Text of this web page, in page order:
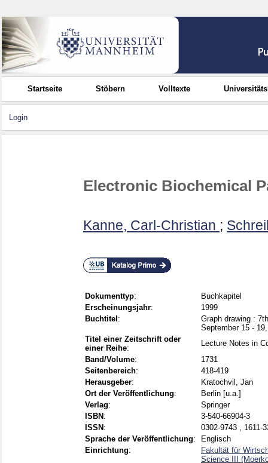
Startseite Stöbern Volltexte
Login
Electronic Biochemical
Kanne, Carl-Christian ;
Dokumenttyp:
Buchkapitel
Erscheinungsjahr:
1999
Buchtitel :
Graph drawing :
September 15 -
Titel einer Zeitschrift oder
einer Reihe:
Lecture Notes in
Band/Volume:
1731
Seitenbereich:
418-419
Herausgeber:
Kratochvil, Jan
Ort der Veröffentlichung:
Berlin [u.a.]
Verlag:
Springer
ISBN :
3-540-66904-3
ISSN :
0302-9743 , 1611-
Sprache der Veröffentlichung:
Englisch
Einrichtung:
Fakultät für
Science III